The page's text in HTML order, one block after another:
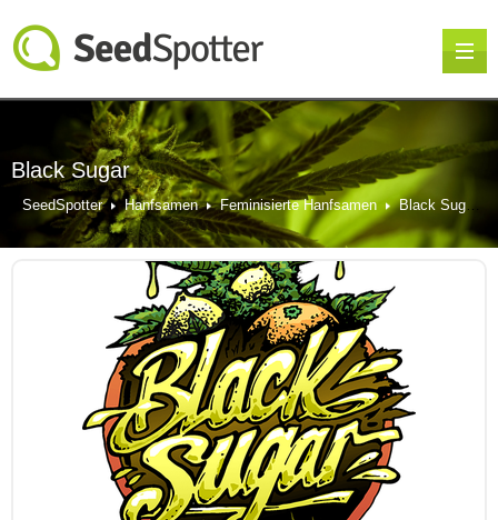
Black Sugar
SeedSpotter Hanfsamen Feminisierte Hanfsamen Black Sugar